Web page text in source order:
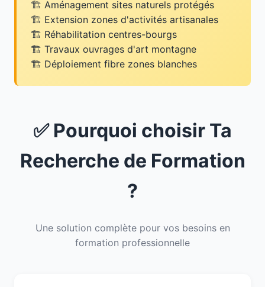
Aménagement sites naturels protégés
Extension zones d'activités artisanales
Réhabilitation centres-bourgs
Travaux ouvrages d'art montagne
Déploiement fibre zones blanches
✅ Pourquoi choisir Ta
Recherche de Formation
?
Une solution complète pour vos besoins en
formation professionnelle